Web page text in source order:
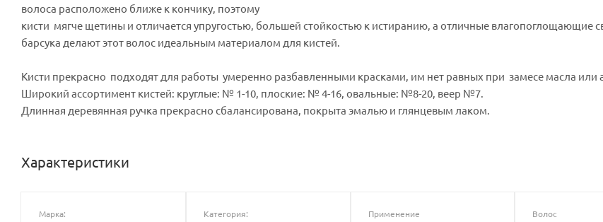
волоса расположено ближе к кончику, поэтому
кисти мягче щетины и отличается упругостью, большей стойкостью к истиранию, а отличные влагопоглощающие
барсука делают этот волос идеальным материалом для кистей.
Кисти прекрасно подходят для работы умеренно разбавленными красками, им нет равных при замесе масла или
Широкий ассортимент кистей: круглые: № 1-10, плоские: № 4-16, овальные: №8-20, веер №7.
Длинная деревянная ручка прекрасно сбалансирована, покрыта эмалью и глянцевым лаком.
Характеристики
Марка: Категория: Применение Волос